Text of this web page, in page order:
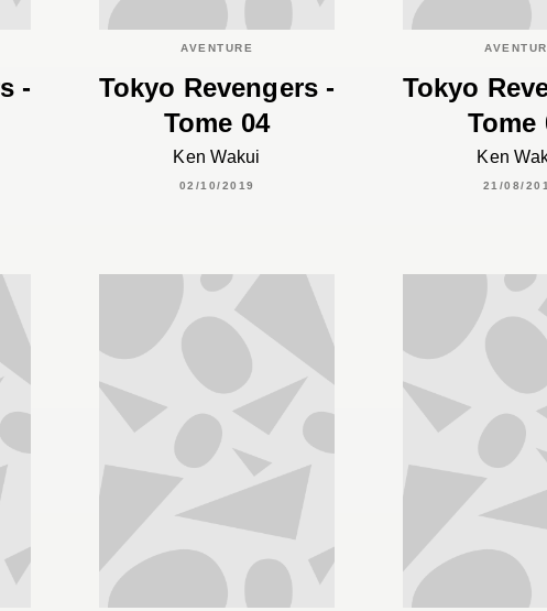
-
AVENTURE
Tokyo Revengers -
Tome 04
Ken Wakui
02/10/2019
Tokyo
Tome
Ken
21/08/